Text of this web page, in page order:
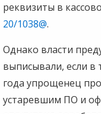
реквизиты в
20/1038@.
Однако власти
выписывали, если в
года упрощенец
устаревшим ПО и